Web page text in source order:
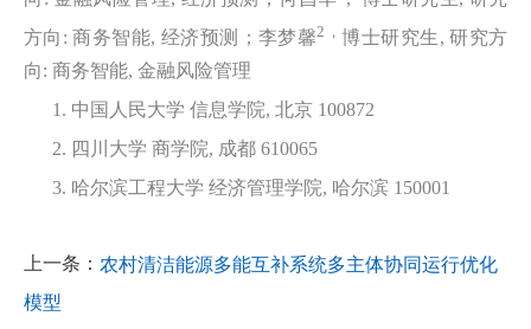
方向: 商务智能, 经济预测；李梦馨2，博士研究生, 研究方
向: 商务智能, 金融风险管理
1. 中国人民大学 信息学院, 北京 100872
2. 四川大学 商学院, 成都 610065
3. 哈尔滨工程大学 经济管理学院, 哈尔滨 150001
上一条： 农村清洁能源多能互补系统多主体协同运行优化
模型